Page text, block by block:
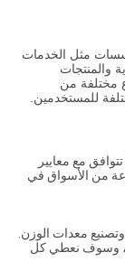
مثل الخدمات
والمنتجات
مختلفة من
للمستخدمين.
مع معايير
من الأسواق في
معدات الوزن.
وسوف نعطي كل